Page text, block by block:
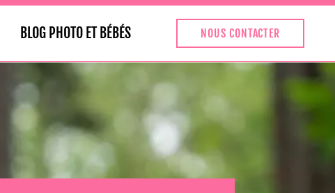
BLOG PHOTO ET BÉBÉS NOUS CONTACTER